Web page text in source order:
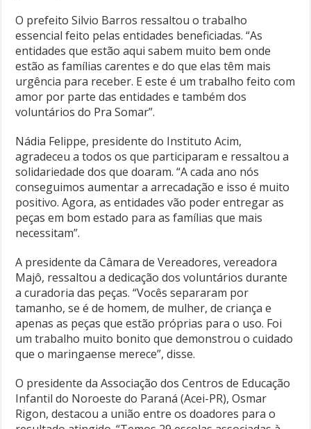
O prefeito Silvio Barros ressaltou o trabalho
essencial feito pelas entidades beneficiadas. “As
entidades que estão aqui sabem muito bem onde
estão as famílias carentes e do que elas têm mais
urgência para receber. E este é um trabalho feito com
amor por parte das entidades e também dos
voluntários do Pra Somar”.
Nádia Felippe, presidente do Instituto Acim,
agradeceu a todos os que participaram e ressaltou a
solidariedade dos que doaram. “A cada ano nós
conseguimos aumentar a arrecadação e isso é muito
positivo. Agora, as entidades vão poder entregar as
peças em bom estado para as famílias que mais
necessitam”.
A presidente da Câmara de Vereadores, vereadora
Majô, ressaltou a dedicação dos voluntários durante
a curadoria das peças. “Vocês separaram por
tamanho, se é de homem, de mulher, de criança e
apenas as peças que estão próprias para o uso. Foi
um trabalho muito bonito que demonstrou o cuidado
que o maringaense merece”, disse.
O presidente da Associação dos Centros de Educação
Infantil do Noroeste do Paraná (Acei-PR), Osmar
Rigon, destacou a união entre os doadores para o